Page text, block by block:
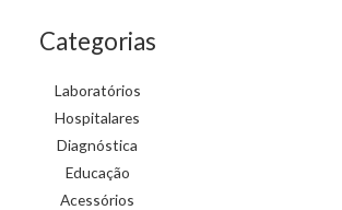
Categorias
Laboratórios
Hospitalares
Diagnóstica
Educação
Acessórios